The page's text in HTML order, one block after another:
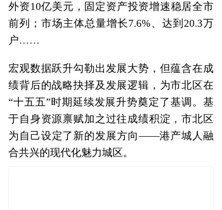
外资10亿美元，固定资产投资增速稳居全市
前列；市场主体总量增长7.6%、达到20.3万
户……
宏观数据跃升勾勒出发展大势，但蕴含在成
绩背后的战略抉择及发展逻辑，为市北区在
“十五五”时期延续发展升势奠定了基调。基
于自身资源禀赋加之过往成绩积淀，市北区
为自己设定了新的发展方向——港产城人融
合共兴的现代化魅力城区。